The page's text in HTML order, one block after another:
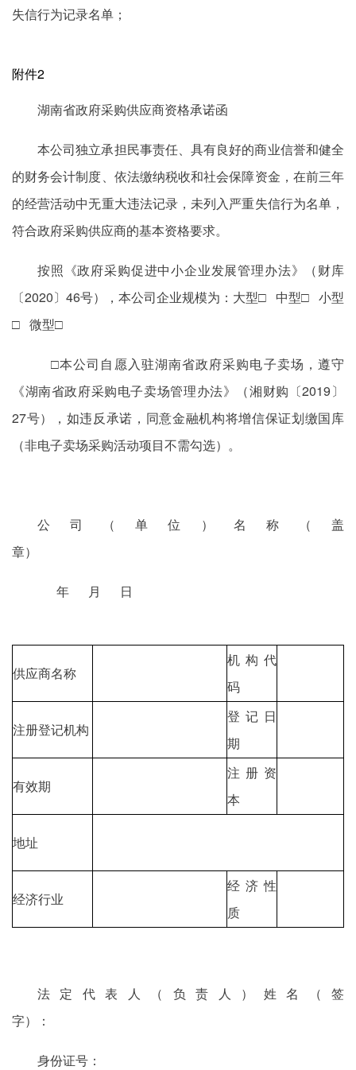
失信行为记录名单；
附件2
湖南省政府采购供应商资格承诺函
本公司独立承担民事责任、具有良好的商业信誉和健全
的财务会计制度、依法缴纳税收和社会保障资金，在前三年
的经营活动中无重大违法记录，未列入严重失信行为名单，
符合政府采购供应商的基本资格要求。
按照《政府采购促进中小企业发展管理办法》（财库
〔2020〕46号），本公司企业规模为：大型□ 中型□ 小型
□ 微型□
□本公司自愿入驻湖南省政府采购电子卖场，遵守
《湖南省政府采购电子卖场管理办法》（湘财购〔2019〕
27号），如违反承诺，同意金融机构将增信保证划缴国库
（非电子卖场采购活动项目不需勾选）。
公司（单位）名称（盖
章）
年 月 日
供应商名称
机构代
码
注册登记机构
登记日
期
有效期
注册资
本
地址
经济行业
经济性
质
法定代表人（负责人）姓名（签
字）：
身份证号：